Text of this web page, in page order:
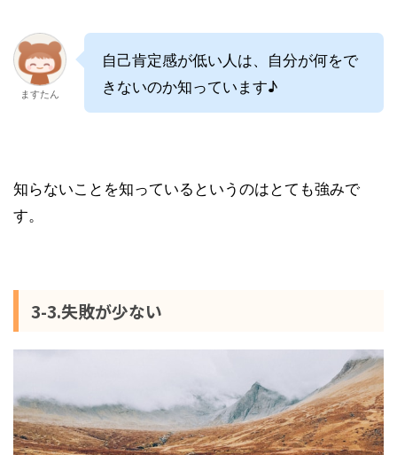
ますたん
自己肯定感が低い人は、自分が何をで
きないのか知っています♪
知らないことを知っているというのはとても強みで
す。
3-3.失敗が少ない